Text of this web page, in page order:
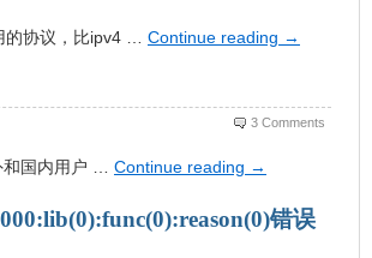
的协议，比ipv4 … Continue reading →
3 Comments
和国内用户 … Continue reading →
错误